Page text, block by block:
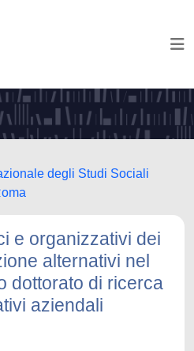
degli Studi Sociali
e organizzativi dei
alternativi nel
dottorato di ricerca
aziendali